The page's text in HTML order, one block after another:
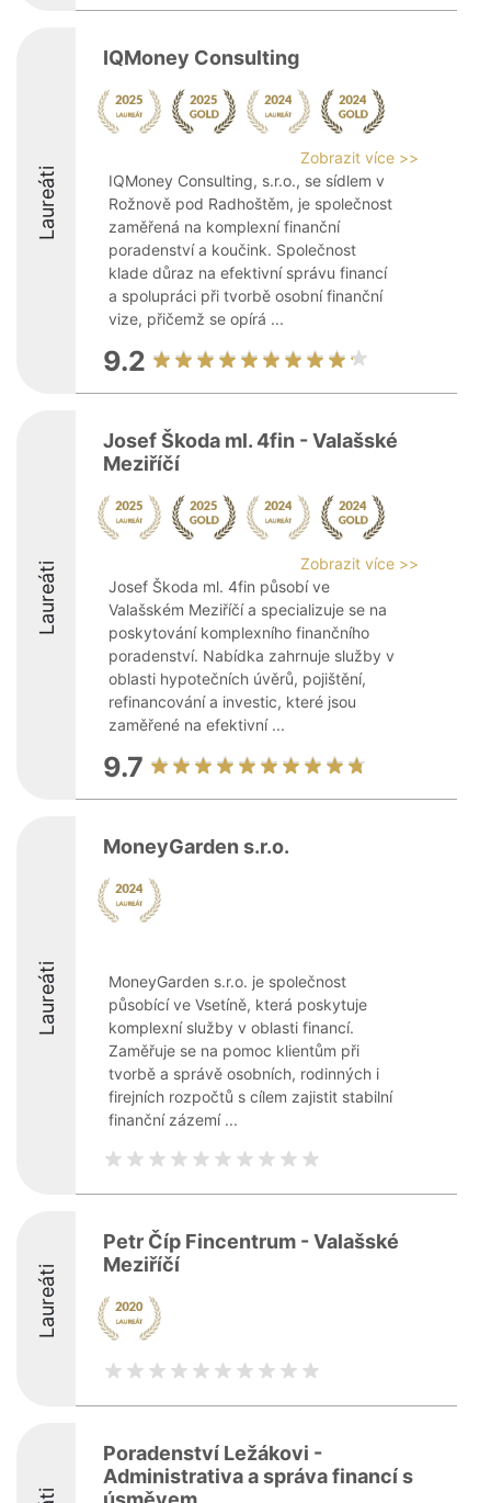
Laureáti
IQMoney Consulting
Zobrazit více >>
IQMoney Consulting, s.r.o., se sídlem v
Rožnově pod Radhoštěm, je společnost
zaměřená na komplexní finanční
poradenství a koučink. Společnost
klade důraz na efektivní správu financí
a spolupráci při tvorbě osobní finanční
vize, přičemž se opírá ...
9.2
Laureáti
Josef Škoda ml. 4fin - Valašské
Meziříčí
Zobrazit více >>
Josef Škoda ml. 4fin působí ve
Valašském Meziříčí a specializuje se na
poskytování komplexního finančního
poradenství. Nabídka zahrnuje služby v
oblasti hypotečních úvěrů, pojištění,
refinancování a investic, které jsou
zaměřené na efektivní ...
9.7
Laureáti
MoneyGarden s.r.o.
MoneyGarden s.r.o. je společnost
působící ve Vsetíně, která poskytuje
komplexní služby v oblasti financí.
Zaměřuje se na pomoc klientům při
tvorbě a správě osobních, rodinných i
firejních rozpočtů s cílem zajistit stabilní
finanční zázemí ...
Laureáti
Petr Číp Fincentrum - Valašské
Meziříčí
Poradenství Ležákovi -
Administrativa a správa financí s